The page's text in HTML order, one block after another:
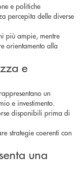
e politiche
percepita delle diverse
più ampie, mentre
orientamento alla
e
un
e investimento.
disponibili prima di
strategie coerenti con
una